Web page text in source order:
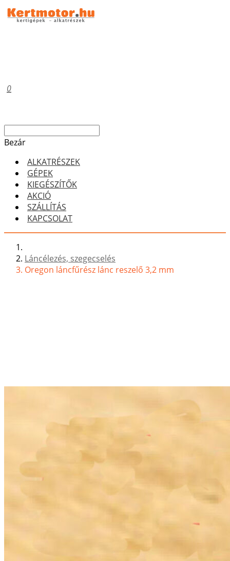
0
Bezár
ALKATRÉSZEK
GÉPEK
KIEGÉSZÍTŐK
AKCIÓ
SZÁLLÍTÁS
KAPCSOLAT
Láncélezés, szegecselés
Oregon láncfűrész lánc reszelő 3,2 mm